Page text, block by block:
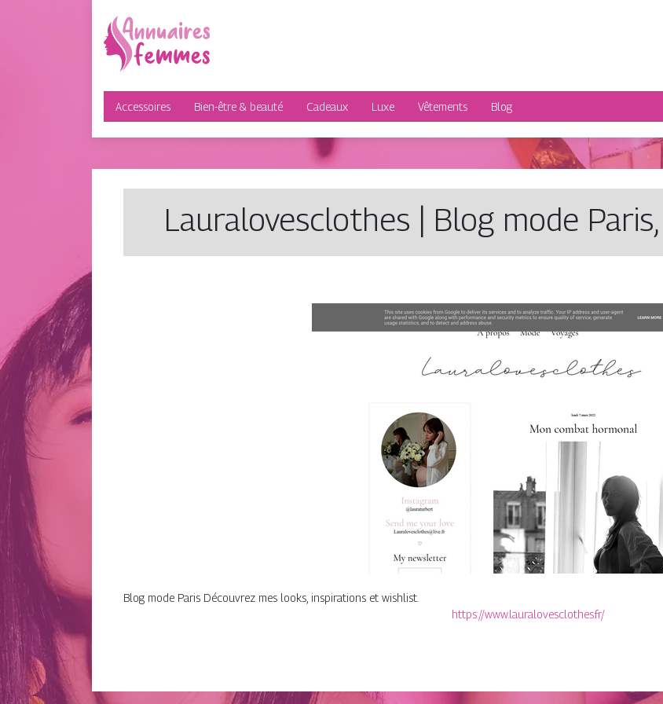
Accessoires Bien-être & beauté Cadeaux Luxe Vêtements Blog
Lauralo­vesclot­hes | Blog mode
Blog mode Paris Découvrez mes looks, inspirations et wishlist.
https://www.lauralovesclothes.fr/